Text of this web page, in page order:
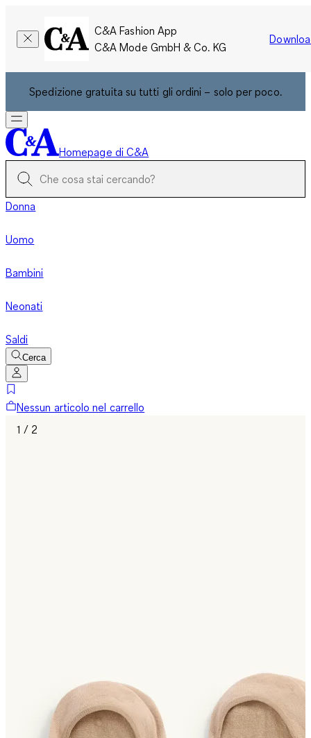
C&A Fashion App
C&A Mode GmbH & Co. KG
Spedizione gratuita su tutti gli ordini – solo per poco.
Homepage di C&A
Donna
Uomo
Bambini
Neonati
Saldi
Cerca
Nessun articolo nel carrello
1 / 2